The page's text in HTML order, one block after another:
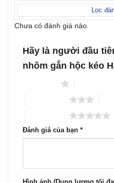
sao
Lọc
Chưa có đánh giá nào.
Hãy là người đầu
nhôm gắn hộc kéo
Đánh giá của bạn *